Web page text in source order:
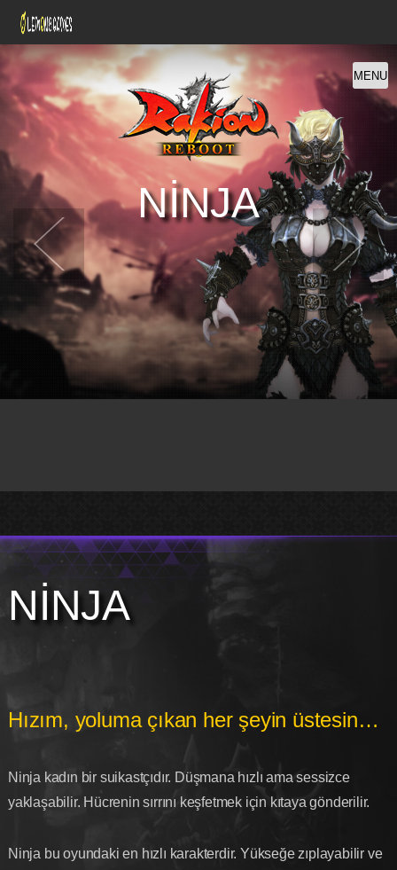
MENU
NİNJA
NİNJA
Hızım, yoluma çıkan her şeyin üstesinden gelebilir.
Ninja kadın bir suikastçıdır. Düşmana hızlı ama sessizce
yaklaşabilir. Hücrenin sırrını keşfetmek için kıtaya gönderilir.
Ninja bu oyundaki en hızlı karakterdir. Yükseğe zıplayabilir ve